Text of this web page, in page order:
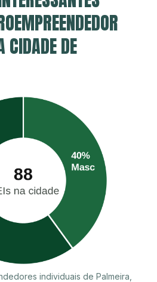
CIDADE DE
individuais de Palmeira,